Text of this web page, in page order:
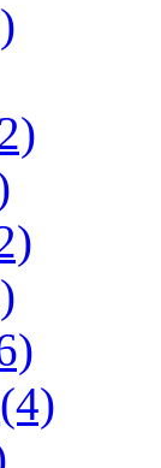
(4)